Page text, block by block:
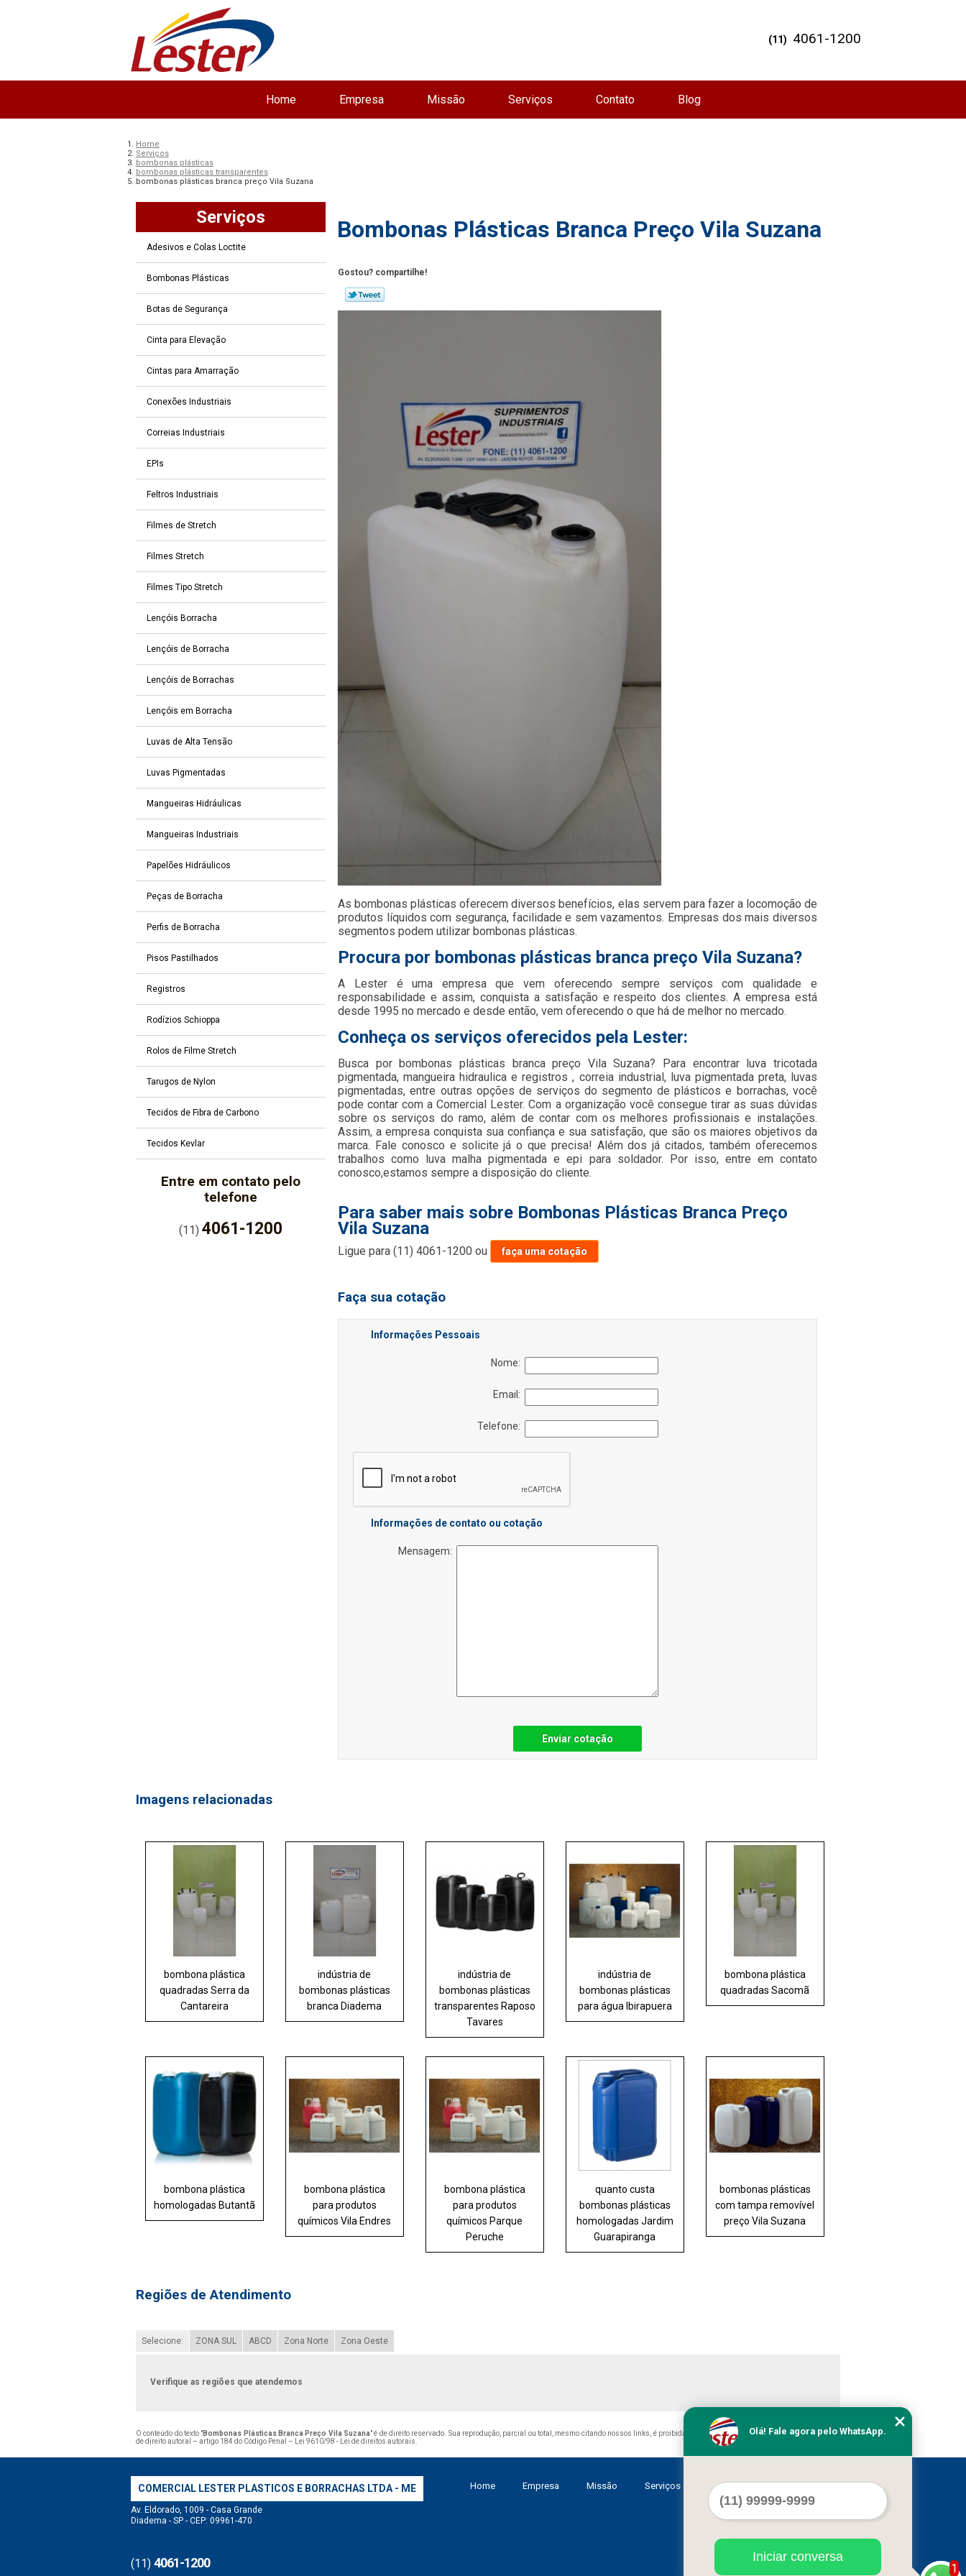
Home Empresa Missão Serviços Contato Blog
(11) 4061-1200
Home
Serviços
bombonas plásticas
bombonas plásticas transparentes
bombonas plásticas branca preço Vila Suzana
Serviços
Adesivos e Colas Loctite
Bombonas Plásticas
Botas de Segurança
Cinta para Elevação
Cintas para Amarração
Conexões Industriais
Correias Industriais
EPIs
Feltros Industriais
Filmes de Stretch
Filmes Stretch
Filmes Tipo Stretch
Lençóis Borracha
Lençóis de Borracha
Lençóis de Borrachas
Lençóis em Borracha
Luvas de Alta Tensão
Luvas Pigmentadas
Mangueiras Hidráulicas
Mangueiras Industriais
Papelões Hidráulicos
Peças de Borracha
Perfis de Borracha
Pisos Pastilhados
Registros
Rodízios Schioppa
Rolos de Filme Stretch
Tarugos de Nylon
Tecidos de Fibra de Carbono
Tecidos Kevlar
Entre em contato pelo
telefone
(11)4061-1200
Bombonas Plásticas Branca Preço Vila Suzana
Gostou? compartilhe!
As bombonas plásticas oferecem diversos benefícios, elas servem para fazer a locomoção de
produtos líquidos com segurança, facilidade e sem vazamentos. Empresas dos mais diversos
segmentos podem utilizar bombonas plásticas.
Procura por bombonas plásticas branca preço Vila Suzana?
A Lester é uma empresa que vem oferecendo sempre serviços com qualidade e
responsabilidade e assim, conquista a satisfação e respeito dos clientes. A empresa está
desde 1995 no mercado e desde então, vem oferecendo o que há de melhor no mercado.
Conheça os serviços oferecidos pela Lester:
Busca por bombonas plásticas branca preço Vila Suzana? Para encontrar luva tricotada
pigmentada, mangueira hidraulica e registros , correia industrial, luva pigmentada preta, luvas
pigmentadas, entre outras opções de serviços do segmento de plásticos e borrachas, você
pode contar com a Comercial Lester. Com a organização você consegue tirar as suas dúvidas
sobre os serviços do ramo, além de contar com os melhores profissionais e instalações.
Assim, a empresa conquista sua confiança e sua satisfação, que são os maiores objetivos da
marca. Fale conosco e solicite já o que precisa! Além dos já citados, também oferecemos
trabalhos como luva malha pigmentada e epi para soldador. Por isso, entre em contato
conosco,estamos sempre a disposição do cliente.
Para saber mais sobre Bombonas Plásticas Branca Preço
Vila Suzana
Ligue para(11) 4061-1200 ou faça uma cotação
Faça sua cotação
Informações Pessoais
Nome:
Email:
Telefone:
Informações de contato ou cotação
Mensagem:
Enviar cotação
Imagens relacionadas
bombona plástica
quadradas Serra da
Cantareira
indústria de
bombonas plásticas
branca Diadema
indústria de
bombonas plásticas
transparentes Raposo
Tavares
indústria de
bombonas plásticas
para água Ibirapuera
bombona plástica
quadradas Sacomã
bombona plástica
homologadas Butantã
bombona plástica
para produtos
químicos Vila Endres
bombona plástica
para produtos
químicos Parque
Peruche
quanto custa
bombonas plásticas
homologadas Jardim
Guarapiranga
bombonas plásticas
com tampa removível
preço Vila Suzana
Regiões de Atendimento
Selecione: ZONA SUL ABCD Zona Norte Zona Oeste
Verifique as regiões que atendemos
O conteúdo do texto "Bombonas Plásticas Branca Preço Vila Suzana" é de direito reservado. Sua reprodução, parcial ou total, mesmo citando nossos links, é proibida sem a autorização do autor. Crime de violação
de direito autoral – artigo 184 do Código Penal –
Lei 9610/98 - Lei de direitos autorais
COMERCIAL LESTER PLASTICOS E BORRACHAS LTDA - ME
Av. Eldorado, 1009 - Casa Grande
Diadema - SP - CEP: 09961-470
(11) 4061-1200
Home Empresa Missão Serviços Contato Mapa do site
1
Olá! Fale agora pelo WhatsApp.
Iniciar conversa